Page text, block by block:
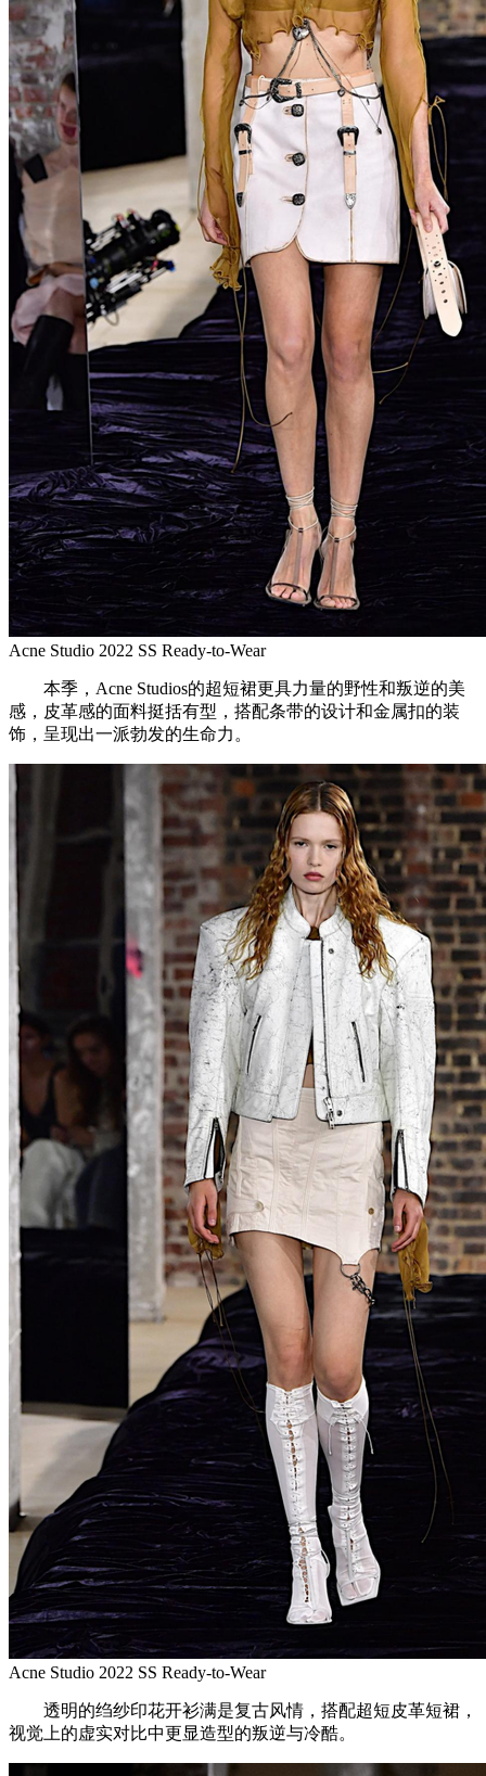
Acne Studio 2022 SS Ready-to-Wear
本季，Acne Studios的超短裙更具力量的野性和叛逆的美
感，皮革感的面料挺括有型，搭配条带的设计和金属扣的装
饰，呈现出一派勃发的生命力。
Acne Studio 2022 SS Ready-to-Wear
透明的绉纱印花开衫满是复古风情，搭配超短皮革短裙，
视觉上的虚实对比中更显造型的叛逆与冷酷。